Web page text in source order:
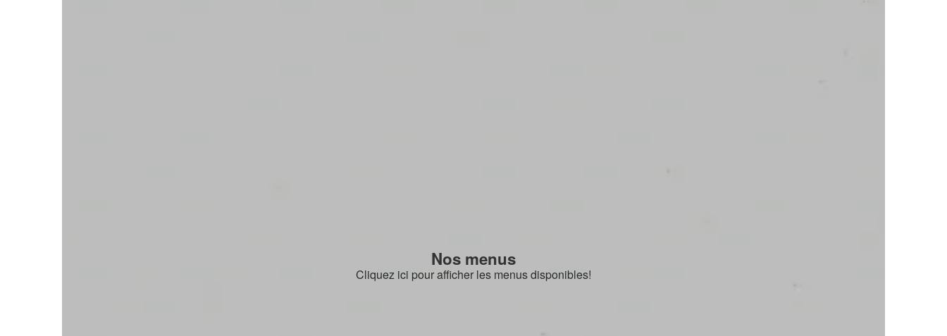
Nos menus
Cliquez ici pour afficher les menus disponibles!